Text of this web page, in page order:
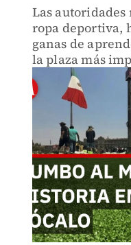
Las
ropa deportiva,
ganas de
la plaza más